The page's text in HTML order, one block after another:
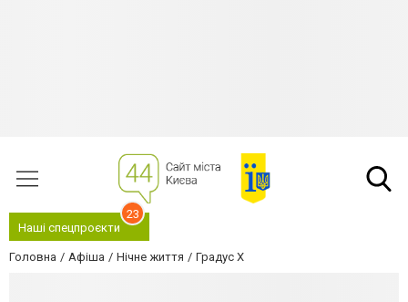
Наші спецпроєкти
23
Головна Афіша Нічне життя Градус Х